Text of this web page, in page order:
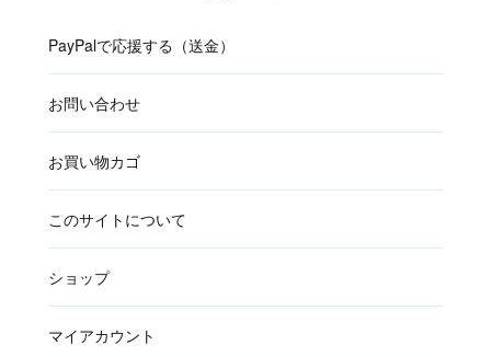
PayPalで応援する（送金）
お問い合わせ
お買い物カゴ
このサイトについて
ショップ
マイアカウント